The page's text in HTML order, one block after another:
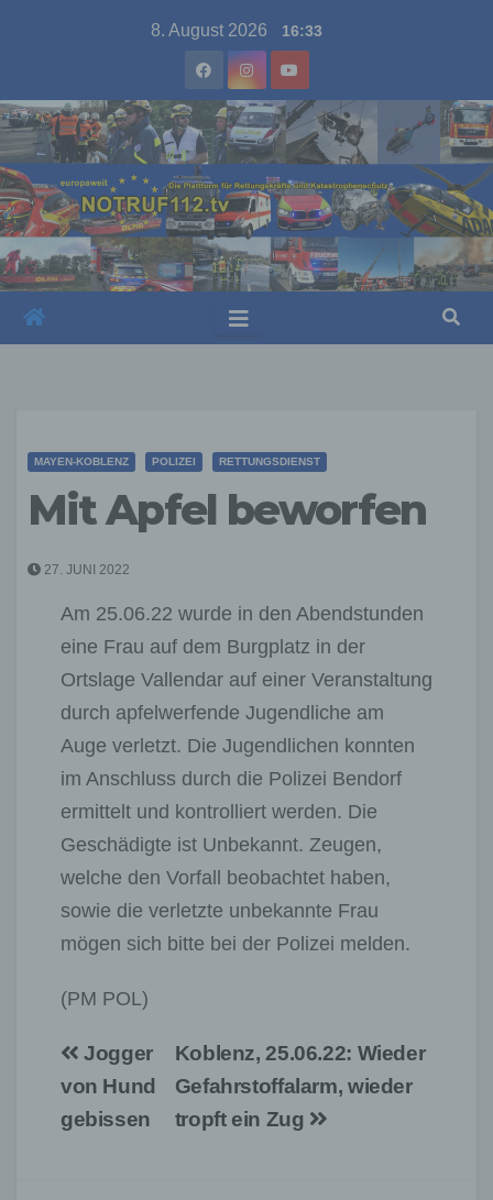
8. August 2026 16:33
MAYEN-KOBLENZ POLIZEI RETTUNGSDIENST
Mit Apfel beworfen
27. JUNI 2022
Am 25.06.22 wurde in den Abendstunden
eine Frau auf dem Burgplatz in der
Ortslage Vallendar auf einer Veranstaltung
durch apfelwerfende Jugendliche am
Auge verletzt. Die Jugendlichen konnten
im Anschluss durch die Polizei Bendorf
ermittelt und kontrolliert werden. Die
Geschädigte ist Unbekannt. Zeugen,
welche den Vorfall beobachtet haben,
sowie die verletzte unbekannte Frau
mögen sich bitte bei der Polizei melden.
(PM POL)
Beitragsnavigation
Koblenz, 25.06.22: Wieder
Gefahrstoffalarm, wieder
tropft ein Zug
Jogger
von Hund
gebissen